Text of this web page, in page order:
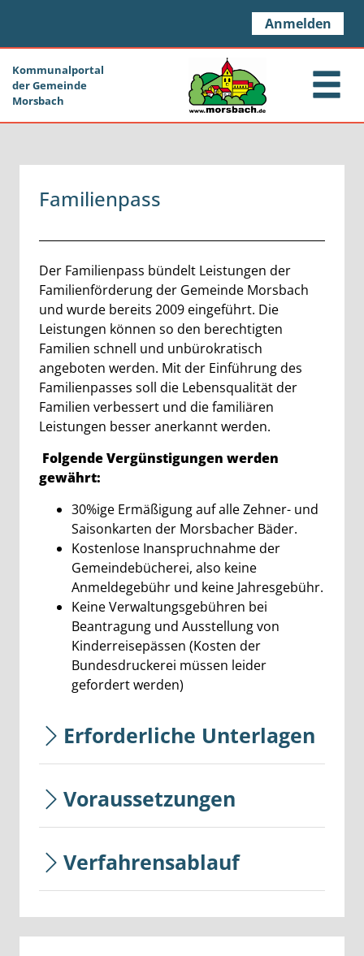
Anmelden
Kommunalportal
der Gemeinde
Morsbach
Familienpass
Beschreibung
Der Familienpass bündelt Leistungen der
Familienförderung der Gemeinde Morsbach
und wurde bereits 2009 eingeführt. Die
Leistungen können so den berechtigten
Familien schnell und unbürokratisch
angeboten werden. Mit der Einführung des
Familienpasses soll die Lebensqualität der
Familien verbessert und die familiären
Leistungen besser anerkannt werden.
Folgende Vergünstigungen werden
gewährt:
30%ige Ermäßigung auf alle Zehner- und
Saisonkarten der Morsbacher Bäder.
Kostenlose Inanspruchnahme der
Gemeindebücherei, also keine
Anmeldegebühr und keine Jahresgebühr.
Keine Verwaltungsgebühren bei
Beantragung und Ausstellung von
Kinderreisepässen (Kosten der
Bundesdruckerei müssen leider
gefordert werden)
Erforderliche Unterlagen
Voraussetzungen
Verfahrensablauf